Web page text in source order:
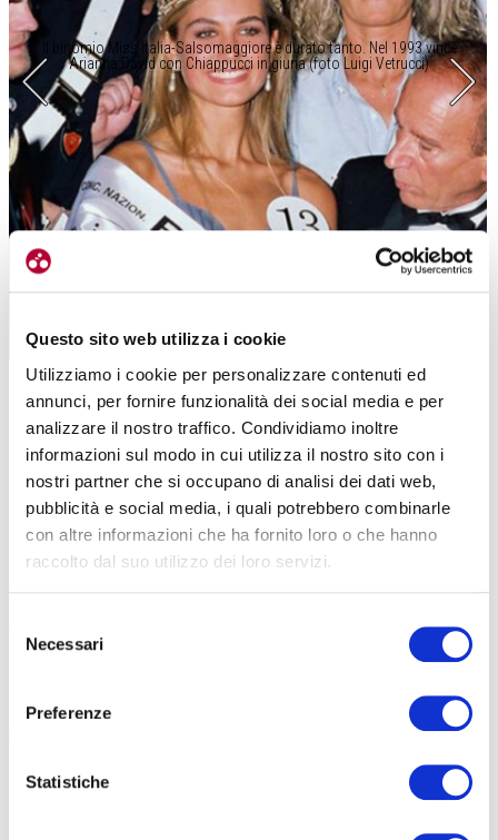
Questo sito web utilizza i cookie
Utilizziamo i cookie per personalizzare contenuti ed
annunci, per fornire funzionalità dei social media e per
analizzare il nostro traffico. Condividiamo inoltre
informazioni sul modo in cui utilizza il nostro sito con i
nostri partner che si occupano di analisi dei dati web,
pubblicità e social media, i quali potrebbero combinarle
con altre informazioni che ha fornito loro o che hanno
raccolto dal suo utilizzo dei loro servizi.
delNecessari
Preferenze
Statistiche
Il binomio Miss Italia-Salsomaggiore è durato tanto. Nel 1993 vince
Arianna David con Chiappucci in giuria (foto Luigi Vetrucci)
QUEL PRECEDENTE A MISS ITALIA
Chiappucci era stato a Salso solamente nel 1988 col Giro d’Italia,
quello vinto dallo statunitense Hampsten e diventato celeberrimo
tappe al Giro, mentre Chiappucci finisce in gruppo. In quel periodo
Claudio è al quarto anno tra i pro’ e sgobba per lo svizzero
1992 durante una trasferta in Colombia. Da lì in poi diventa anche